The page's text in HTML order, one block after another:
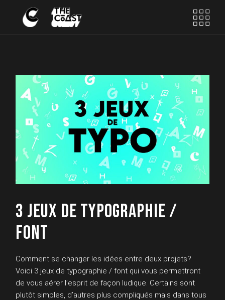
content
3 JEUX DE TYPOGRAPHIE /
FONT
Comment se changer les idées entre deux projets?
Voici 3 jeux de typographie / font qui vous permettront
de vous aérer l’esprit de façon ludique. Certains sont
plutôt simples, d’autres plus compliqués mais dans tous